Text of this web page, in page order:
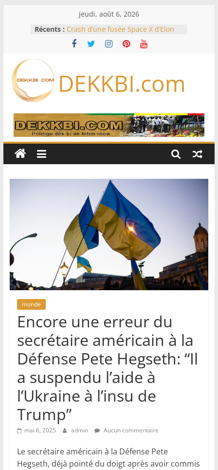
jeudi, août 6, 2026
Récents : Crash d’une fusée Space X d’Elon
Musk sur la Lune: entre pollution
spatiale et ouverture sur la
Diallo devrait assurer l’intérim des
Lions en septembre
sélectionneurs sur 10 déjà partis
Sécheresse: Faut-il stocker l’eau?
À Ceuta, le bilan des morts monte à
75 côté espagnol, 11 côté marocain
DEKKBI.com
monde
Encore une erreur du
secrétaire américain à la
Défense Pete Hegseth: “Il
a suspendu l’aide à
l’Ukraine à l’insu de
Trump”
mai 6, 2025 admin Aucun commentaire
Le secrétaire américain à la Défense Pete
Hegseth, déjà pointé du doigt après avoir commis